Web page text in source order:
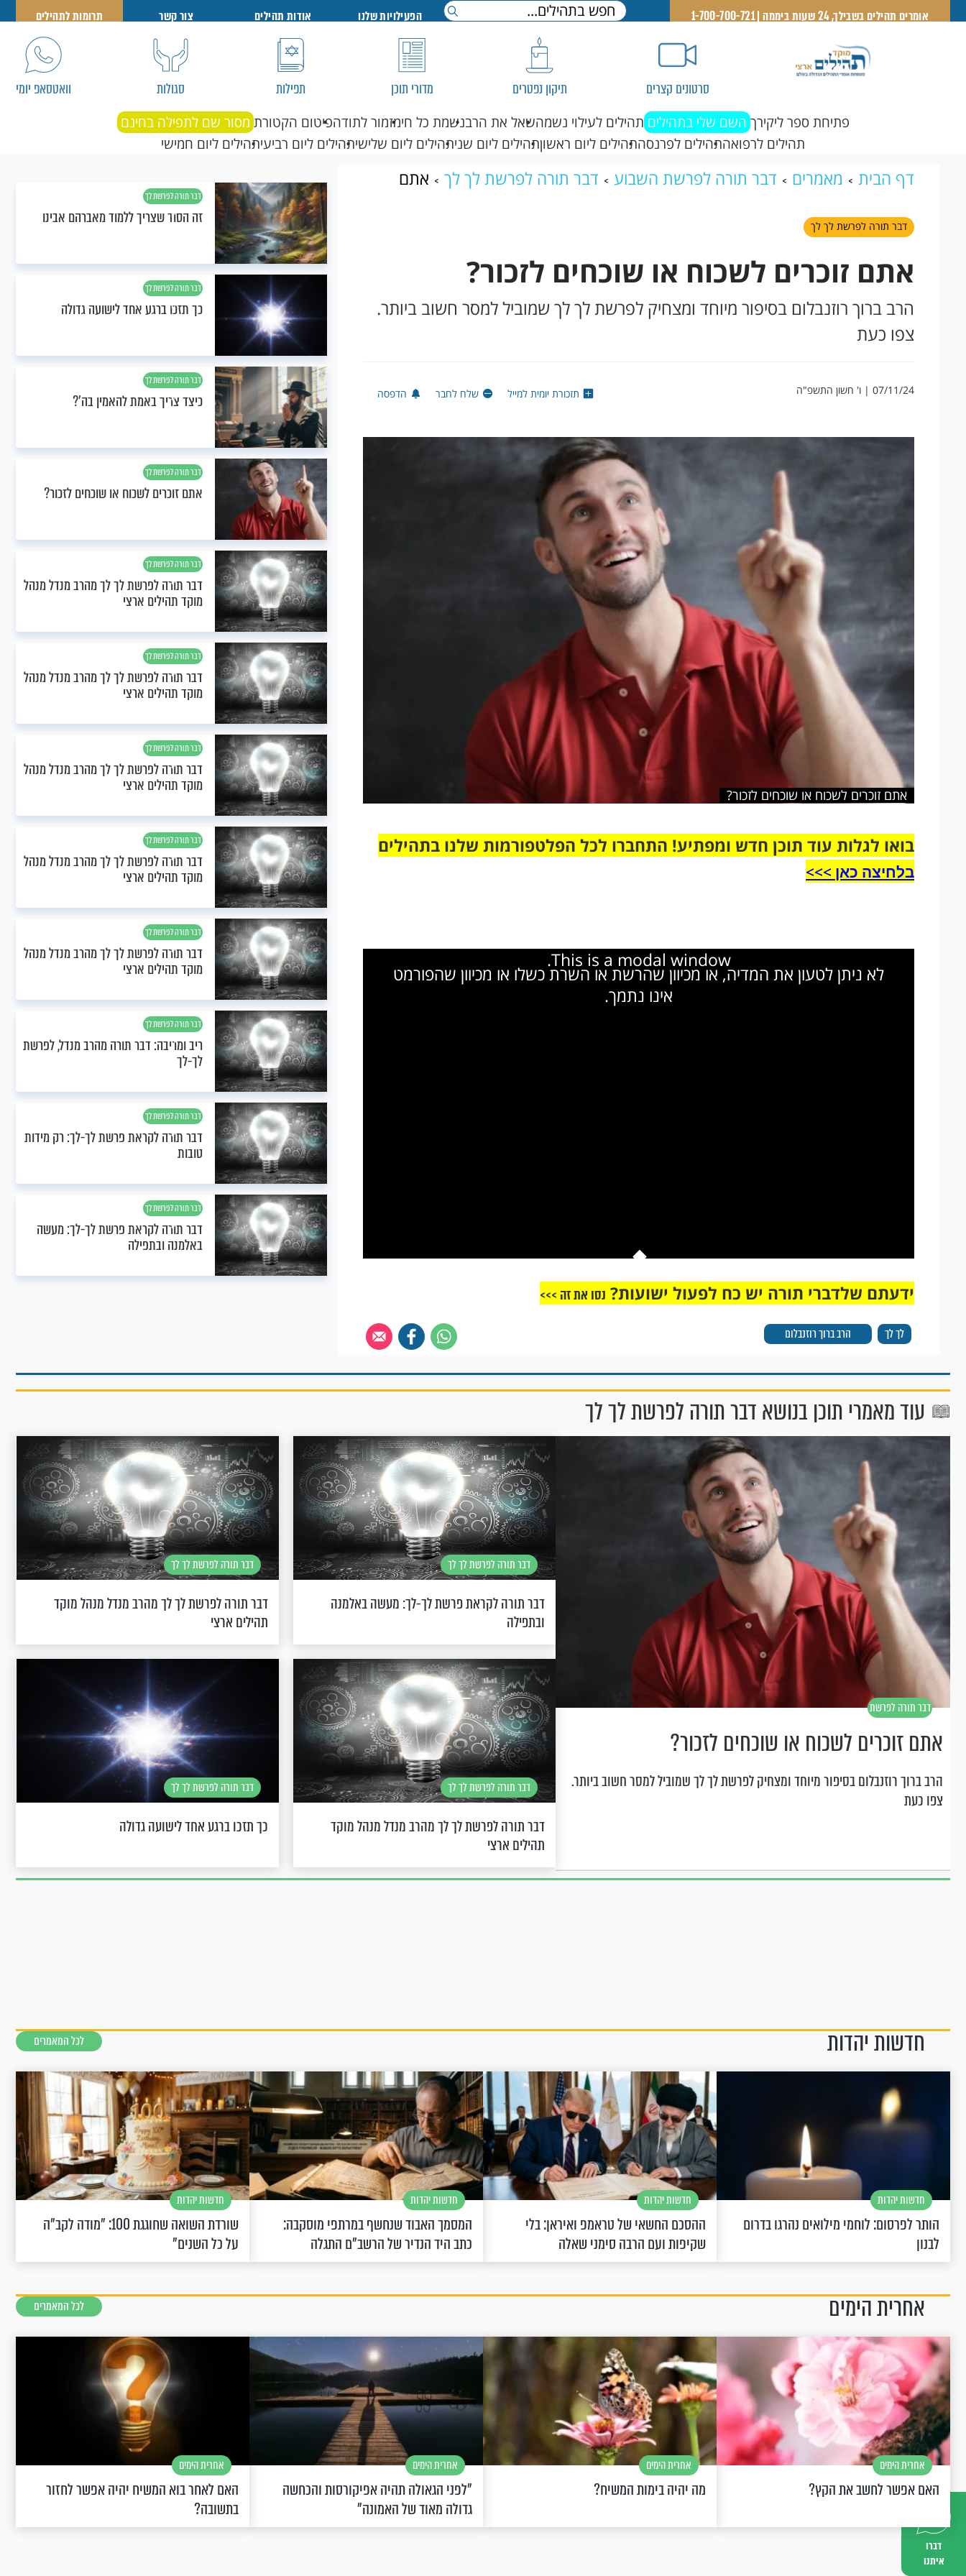
דברו
איתנו
אומרים תהילים בשבילך, 24 שעות ביממה | 1-700-700-721 הפעילויות שלנו אודות תהילים צור קשר תרומות לתהילים
סרטונים קצרים תיקון נפטרים מדורי תוכן תפילות סגולות וואטסאפ יומי
פתיחת ספר ליקירך השם שלי בתהילים תהילים לעילוי נשמהשאל את הרבנשמת כל חימזמור לתודהפיטום הקטורת מסור שם לתפילה בחינם
תהילים לרפואהתהילים לפרנסהתהילים ליום ראשוןתהילים ליום שניתהילים ליום שלישיתהילים ליום רביעיתהילים ליום חמישי
דף הבית מאמרים דבר תורה לפרשת השבוע דבר תורה לפרשת לך לך
אתם
זוכרים לשכוח או שוכחים לזכור?
דבר תורה לפרשת לך לך
אתם זוכרים לשכוח או שוכחים לזכור?
הרב ברוך רוזנבלום בסיפור מיוחד ומצחיק לפרשת לך לך שמוביל למסר חשוב ביותר.
צפו כעת
07/11/24 | ו' חשון התשפ"ה תזכורת יומית למייל שלח לחבר הדפסה
אתם זוכרים לשכוח או שוכחים לזכור?
בואו לגלות עוד תוכן חדש ומפתיע! התחברו לכל הפלטפורמות שלנו בתהילים
בלחיצה כאן >>>​
This is a modal window.
לא ניתן לטעון את המדיה, או מכיוון שהרשת או השרת כשלו או מכיוון שהפורמט
אינו נתמך.
לך לך הרב ברוך רוזנבלום
ידעתם שלדברי תורה יש כח לפעול ישועות? נסו את זה >>>
דבר תורה לפרשת לך
לך
זה הסוד שצריך ללמוד מאברהם אבינו
דבר תורה לפרשת לך
לך
כך תזכו ברגע אחד לישועה גדולה
דבר תורה לפרשת לך
לך
כיצד צריך באמת להאמין בה'?
דבר תורה לפרשת לך
לך
אתם זוכרים לשכוח או שוכחים לזכור?
דבר תורה לפרשת לך
לך
דבר תורה לפרשת לך לך מהרב מנדל מנהל
מוקד תהילים ארצי
דבר תורה לפרשת לך
לך
דבר תורה לפרשת לך לך מהרב מנדל מנהל
מוקד תהילים ארצי
דבר תורה לפרשת לך
לך
דבר תורה לפרשת לך לך מהרב מנדל מנהל
מוקד תהילים ארצי
דבר תורה לפרשת לך
לך
דבר תורה לפרשת לך לך מהרב מנדל מנהל
מוקד תהילים ארצי
דבר תורה לפרשת לך
לך
דבר תורה לפרשת לך לך מהרב מנדל מנהל
מוקד תהילים ארצי
דבר תורה לפרשת לך
לך
ריב ומריבה: דבר תורה מהרב מנדל, לפרשת
לך-לך
דבר תורה לפרשת לך
לך
דבר תורה לקראת פרשת לך-לך: רק מידות
טובות
דבר תורה לפרשת לך
לך
דבר תורה לקראת פרשת לך-לך: מעשה
באלמנה ובתפילה
עוד מאמרי תוכן בנושא דבר תורה לפרשת לך לך
דבר תורה לפרשת
אתם זוכרים לשכוח או שוכחים לזכור?
הרב ברוך רוזנבלום בסיפור מיוחד ומצחיק לפרשת לך לך שמוביל למסר חשוב ביותר.
צפו כעת
דבר תורה לפרשת לך לך
דבר תורה לקראת פרשת לך-לך: מעשה באלמנה
ובתפילה
דבר תורה לפרשת לך לך
דבר תורה לפרשת לך לך מהרב מנדל מנהל מוקד
תהילים ארצי
דבר תורה לפרשת לך לך
דבר תורה לפרשת לך לך מהרב מנדל מנהל מוקד
תהילים ארצי
דבר תורה לפרשת לך לך
כך תזכו ברגע אחד לישועה גדולה
חדשות יהדות לכל המאמרים
חדשות יהדות
הותר לפרסום: לוחמי מילואים נהרגו בדרום
לבנון
חדשות יהדות
ההסכם החשאי של טראמפ ואיראן: בלי
שקיפות ועם הרבה סימני שאלה
חדשות יהדות
המסמך האבוד שנחשף במרתפי מוסקבה:
כתב היד הנדיר של הרשב"ם התגלה
חדשות יהדות
שורדת השואה שחוגגת 100: "מודה לקב"ה
על כל השנים"
אחרית הימים לכל המאמרים
אחרית הימים
האם אפשר לחשב את הקץ?
אחרית הימים
מה יהיה בימות המשיח?
אחרית הימים
"לפני הגאולה תהיה אפיקורסות והכחשה
גדולה מאוד של האמונה"
אחרית הימים
האם לאחר בוא המשיח יהיה אפשר לחזור
בתשובה?